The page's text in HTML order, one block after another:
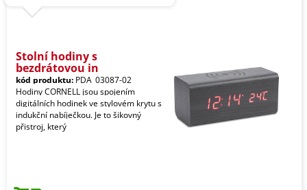
Stolní hodiny s
bezdrátovou in
kód produktu: PDA_03087-02
Hodiny CORNELL jsou spojením
digitálních hodinek ve stylovém krytu s
indukční nabíječkou. Je to šikovný
přistroj, který